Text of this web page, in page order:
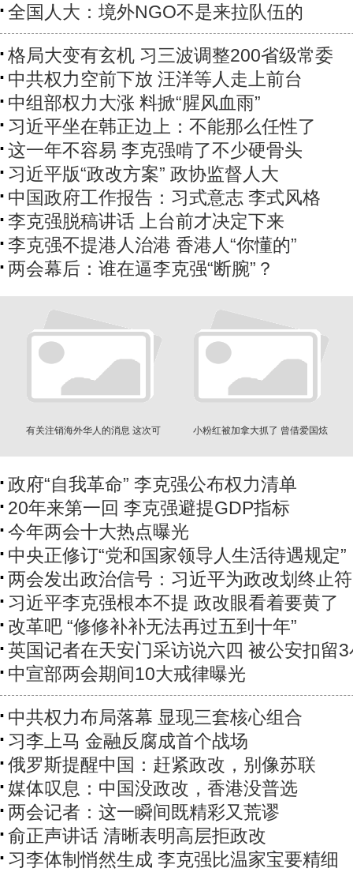
全国人大：境外NGO不是来拉队伍的
格局大变有玄机 习三波调整200省级常委
中共权力空前下放 汪洋等人走上前台
中组部权力大涨 料掀“腥风血雨”
习近平坐在韩正边上：不能那么任性了
这一年不容易 李克强啃了不少硬骨头
习近平版“政改方案” 政协监督人大
中国政府工作报告：习式意志 李式风格
李克强脱稿讲话 上台前才决定下来
李克强不提港人治港 香港人“你懂的”
两会幕后：谁在逼李克强“断腕”？
有关注销海外华人的消息 这次可
小粉红被加拿大抓了 曾借爱国炫
政府“自我革命” 李克强公布权力清单
20年来第一回 李克强避提GDP指标
今年两会十大热点曝光
中央正修订“党和国家领导人生活待遇规定”
两会发出政治信号：习近平为政改划终止符
习近平李克强根本不提 政改眼看着要黄了
改革吧 “修修补补无法再过五到十年”
英国记者在天安门采访说六四 被公安扣留
中宣部两会期间10大戒律曝光
中共权力布局落幕 显现三套核心组合
习李上马 金融反腐成首个战场
俄罗斯提醒中国：赶紧政改，别像苏联
媒体叹息：中国没政改，香港没普选
两会记者：这一瞬间既精彩又荒谬
俞正声讲话 清晰表明高层拒政改
习李体制悄然生成 李克强比温家宝要精细